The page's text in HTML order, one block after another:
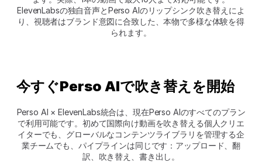
ElevenLabsの独自音声とPerso AIのリップシンク吹き替えによ
り、視聴者はブランド意図に合致した、本物で多様な体験を得
られます。
今すぐPerso AIで吹き替えを開始
Perso AI × ElevenLabs統合は、現在Perso AIのすべてのプラン
で利用可能です。初めて国際向け動画を吹き替える個人クリエ
イターでも、グローバルなコンテンツライブラリを管理する企
業チームでも、パイプラインは同じです：アップロード、翻
訳、吹き替え、書き出し。